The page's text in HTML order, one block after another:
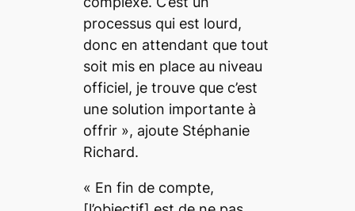
processus qui est lourd,
donc en attendant que tout
soit mis en place au niveau
officiel, je trouve que c’est
une solution importante à
offrir », ajoute Stéphanie
Richard.
« En fin de compte,